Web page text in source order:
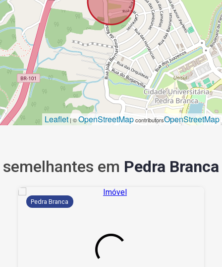
Leaflet | ©OpenStreetMapcontributorsOpenStreetMap
semelhantes em Pedra Branca
Pedra Branca